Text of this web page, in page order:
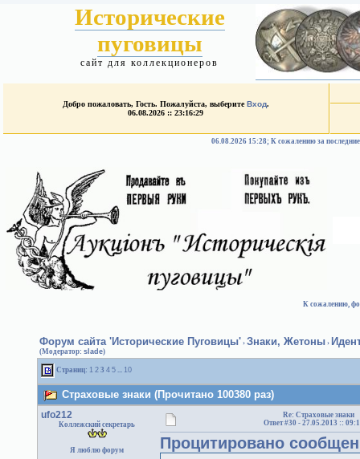
Исторические
пуговицы
сайт для коллекционеров
Добро пожаловать, Гость. Пожалуйста, выберитеВход.
06.08.2026 :: 23:16:29
06.08.2026 15:28; К сожалению за
К сожалению,
Форум сайта 'Исторические Пуговицы' › Знаки, Жетоны ›
(Модератор: slade)
Страниц: 1 2 3 4 5 ... 10
Страховые знаки (Прочитано 100380 раз)
ufo212
Коллежский секретарь
Я люблю форум
Re: Страховые знаки
Ответ #30 - 27.05.2013 ::
Процитировано